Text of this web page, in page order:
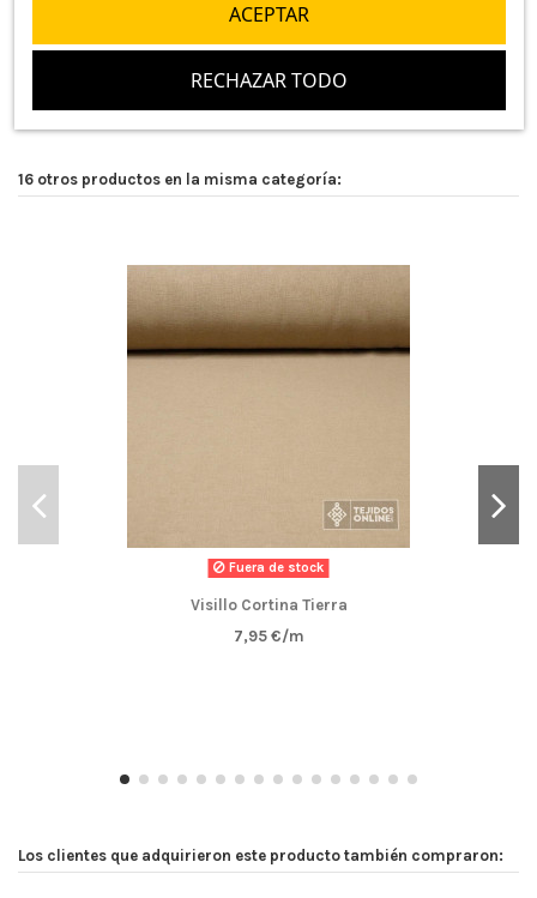
16 otros productos en la misma categoría:
Fuera de stock
Visillo Cortina Tierra
7,95 €/m
Los clientes que adquirieron este producto también compraron:
RECHAZAR TODO
ACEPTAR